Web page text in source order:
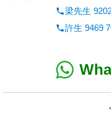
梁先生
許生 9469